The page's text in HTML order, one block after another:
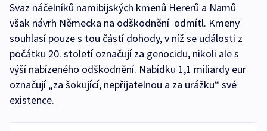
Svaz náčelníků namibijských kmenů Hererů a Namů
však návrh Německa na odškodnění odmítl. Kmeny
souhlasí pouze s tou částí dohody, v níž se události z
počátku 20. století označují za genocidu, nikoli ale s
výší nabízeného odškodnění. Nabídku 1,1 miliardy eur
označují „za šokující, nepřijatelnou a za urážku“ své
existence.